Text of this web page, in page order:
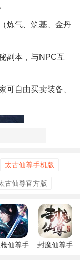
炼气、筑基、金丹
副本，与NPC互
可自由买卖装备、
太古仙尊手机版
古仙尊官方版
仙尊手
封魔仙尊手